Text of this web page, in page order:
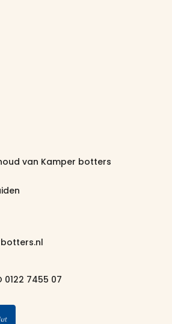
van Kamper botters
0122 7455 07